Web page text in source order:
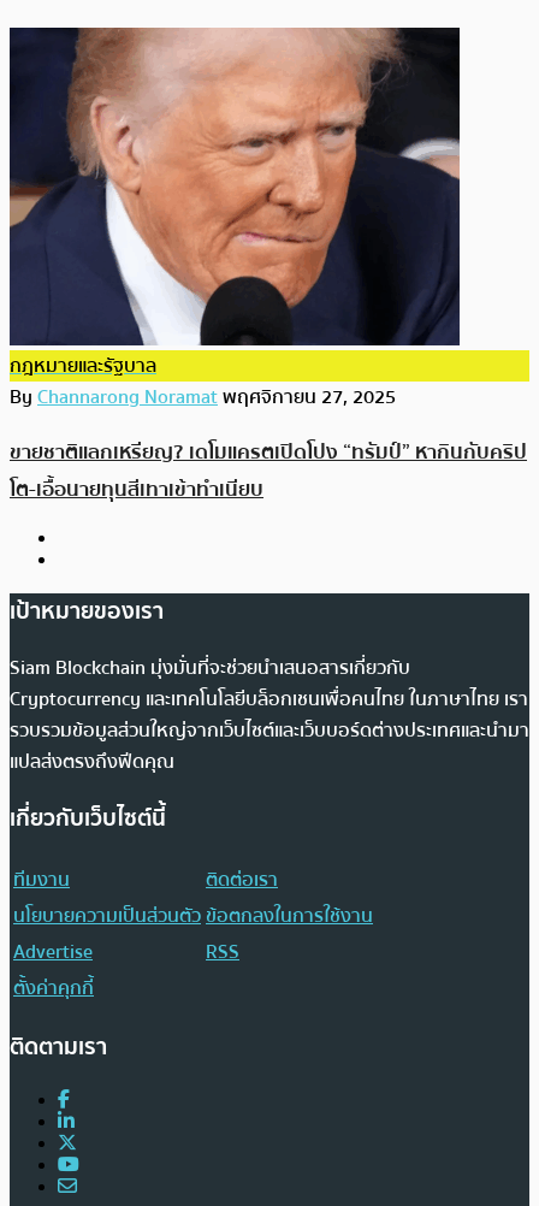
กฎหมายและรัฐบาล
ByChannarong Noramatพฤศจิกายน 27, 2025
ขายชาติแลกเหรียญ? เดโมแครตเปิดโปง “ทรัมป์” หากินกับคริป
โต-เอื้อนายทุนสีเทาเข้าทำเนียบ
เป้าหมายของเรา
Siam Blockchain มุ่งมั่นที่จะช่วยนำเสนอสารเกี่ยวกับ
Cryptocurrency และเทคโนโลยีบล็อกเชนเพื่อคนไทย ในภาษาไทย เรา
รวบรวมข้อมูลส่วนใหญ่จากเว็บไซต์และเว็บบอร์ดต่างประเทศและนำมา
แปลส่งตรงถึงฟีดคุณ
เกี่ยวกับเว็บไซต์นี้
ทีมงาน
ติดต่อเรา
นโยบายความเป็นส่วนตัวข้อตกลงในการใช้งาน
Advertise
RSS
ตั้งค่าคุกกี้
ติดตามเรา